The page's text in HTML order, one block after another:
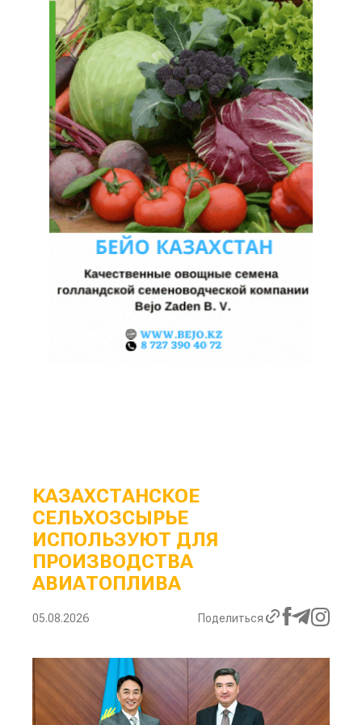
КАЗАХСТАНСКОЕ
СЕЛЬХОЗСЫРЬЕ
ИСПОЛЬЗУЮТ ДЛЯ
ПРОИЗВОДСТВА
АВИАТОПЛИВА
05.08.2026 Поделиться